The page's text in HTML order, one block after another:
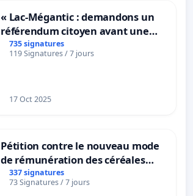
« Lac-Mégantic : demandons un
référendum citoyen avant une
transformation irréversible de
notre territoire »
735 signatures
119 Signatures / 7 jours
17 Oct 2025
Pétition contre le nouveau mode
de rémunération des céréales
panifiables de Swiss granum basé
sur la teneur en protéines
337 signatures
73 Signatures / 7 jours